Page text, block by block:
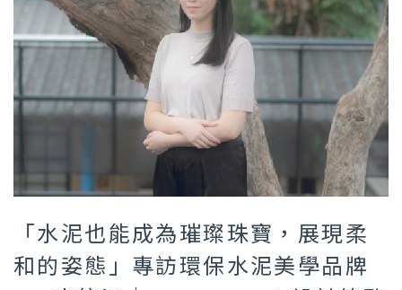
「水泥也能成為璀璨珠寶，展現柔
和的姿態」專訪環保水泥美學品牌